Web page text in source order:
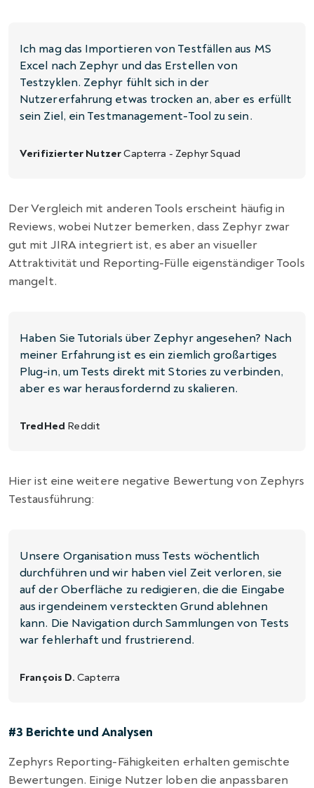
Ich mag das Importieren von Testfällen aus MS
Excel nach Zephyr und das Erstellen von
Testzyklen. Zephyr fühlt sich in der
Nutzererfahrung etwas trocken an, aber es erfüllt
sein Ziel, ein Testmanagement-Tool zu sein.
Verifizierter NutzerCapterra - Zephyr Squad
Der Vergleich mit anderen Tools erscheint häufig in
Reviews, wobei Nutzer bemerken, dass Zephyr zwar
gut mit JIRA integriert ist, es aber an visueller
Attraktivität und Reporting-Fülle eigenständiger Tools
mangelt.
Haben Sie Tutorials über Zephyr angesehen? Nach
meiner Erfahrung ist es ein ziemlich großartiges
Plug-in, um Tests direkt mit Stories zu verbinden,
aber es war herausfordernd zu skalieren.
TredHed Reddit
Hier ist eine weitere negative Bewertung von Zephyrs
Testausführung:
Unsere Organisation muss Tests wöchentlich
durchführen und wir haben viel Zeit verloren, sie
auf der Oberfläche zu redigieren, die die Eingabe
aus irgendeinem versteckten Grund ablehnen
kann. Die Navigation durch Sammlungen von Tests
war fehlerhaft und frustrierend.
François D. Capterra
#3 Berichte und Analysen
Zephyrs Reporting-Fähigkeiten erhalten gemischte
Bewertungen. Einige Nutzer loben die anpassbaren